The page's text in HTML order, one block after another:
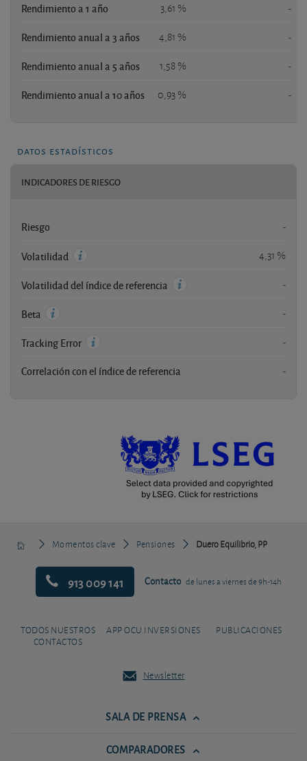
Rendimiento a 1 año 3,61 % -
Rendimiento anual a 3 años 4,81 % -
Rendimiento anual a 5 años 1,58 % -
Rendimiento anual a 10 años 0,93 % -
datos estadísticos
INDICADORES DE RIESGO
Riesgo -
Volatilidad 4,31 %
Volatilidad del índice de referencia -
Beta -
Tracking Error -
Correlación con el índice de referencia -
Momentos clave Pensiones Duero Equilibrio, PP
913 009 141 Contacto de lunes a viernes de 9h-14h
TODOS NUESTROS
CONTACTOS
APP OCU INVERSIONES PUBLICACIONES
Newsletter
SALA DE PRENSA
COMPARADORES